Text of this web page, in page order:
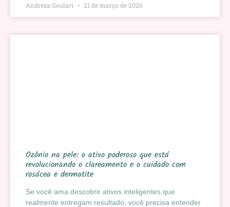
Andreza Goulart 21 de março de 2026
Ozônio na pele: o ativo poderoso que está
revolucionando o clareamento e o cuidado com
rosácea e dermatite
Se você ama descobrir ativos inteligentes que
realmente entregam resultado, você precisa entender